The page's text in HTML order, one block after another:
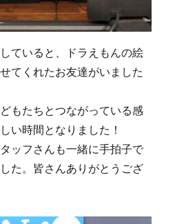
ていると、ドラえもんの絵
てくれたお友達がいました
もたちとつながっている感
い時間となりました！
ッフさんも一緒に手拍子で
た。皆さんありがとうござ